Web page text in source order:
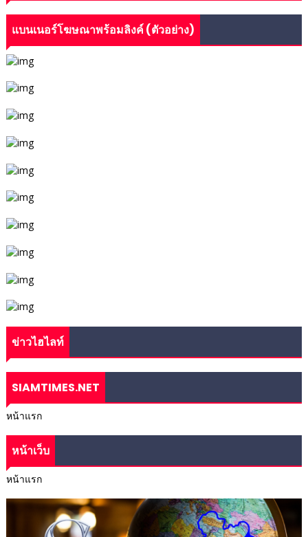
แบนเนอร์โฆษณาพร้อมลิงค์ (ตัวอย่าง)
ข่าวไฮไลท์
SIAMTIMES.NET
หน้าแรก
หน้าเว็บ
หน้าแรก